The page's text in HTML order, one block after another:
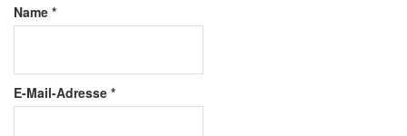
Name *
E-Mail-Adresse *